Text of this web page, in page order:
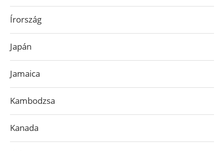
Írország
Japán
Jamaica
Kambodzsa
Kanada